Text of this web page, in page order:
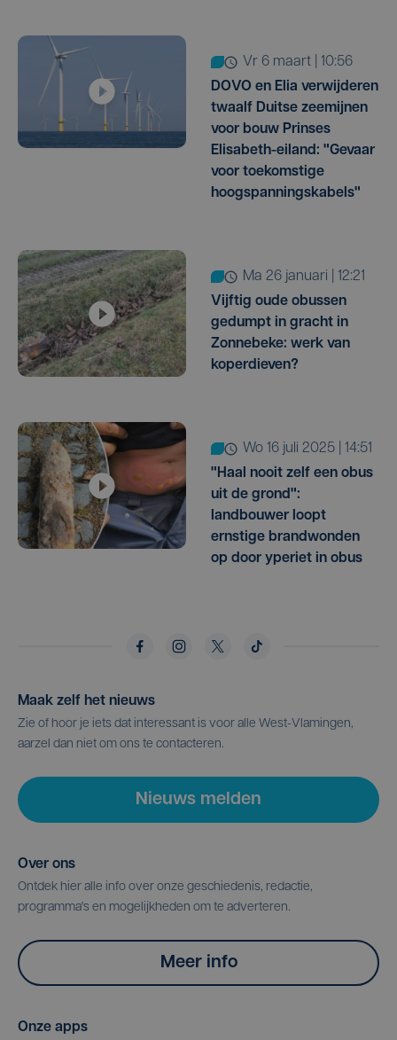
vr 6 maart | 10:56
DOVO en Elia verwijderen
twaalf Duitse zeemijnen
voor bouw Prinses
Elisabeth-eiland: "Gevaar
voor toekomstige
hoogspanningskabels"
ma 26 januari | 12:21
Vijftig oude obussen
gedumpt in gracht in
Zonnebeke: werk van
koperdieven?
wo 16 juli 2025 | 14:51
"Haal nooit zelf een obus
uit de grond":
landbouwer loopt
ernstige brandwonden
op door yperiet in obus
Maak zelf het nieuws
Zie of hoor je iets dat interessant is voor alle West-Vlamingen,
aarzel dan niet om ons te contacteren.
Nieuws melden
Over ons
Ontdek hier alle info over onze geschiedenis, redactie,
programma's en mogelijkheden om te adverteren.
Meer info
Onze apps